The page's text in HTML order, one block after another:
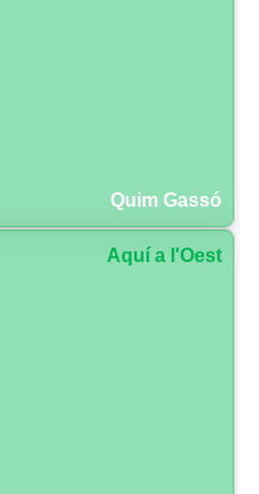
Quim Gassó
Aquí a l'Oest